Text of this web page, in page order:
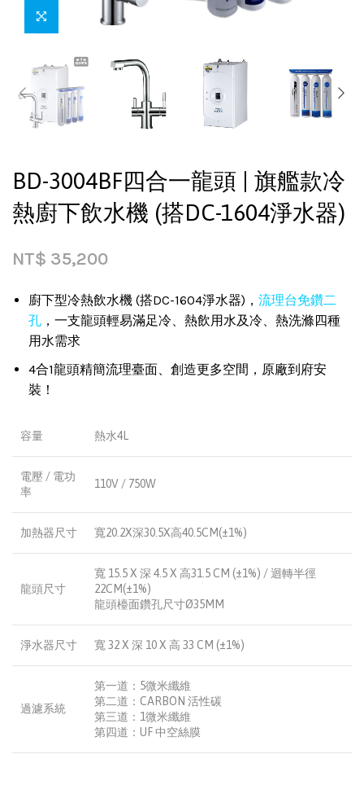
BD-3004BF四合一龍頭 | 旗艦款冷
熱廚下飲水機 (搭DC-1604淨水器)
NT$ 35,200
廚下型冷熱飲水機 (搭DC-1604淨水器)， 流理台免鑽二
孔 ，一支龍頭輕易滿足冷、熱飲用水及冷、熱洗滌四種
用水需求
4合1龍頭精簡流理臺面、創造更多空間，原廠到府安
裝！
容量 熱水4L
電壓 / 電功
率
110V / 750W
加熱器尺寸 寬20.2X深30.5X高40.5CM(±1%)
龍頭尺寸
寬 15.5 X 深 4.5 X 高31.5 CM (±1%) / 迴轉半徑
22CM(±1%)
龍頭檯面鑽孔尺寸Ø35MM
淨水器尺寸 寬 32 X 深 10 X 高 33 CM (±1%)
過濾系統
第一道：5微米纖維
第二道：CARBON 活性碳
第三道：1微米纖維
第四道：UF 中空絲膜